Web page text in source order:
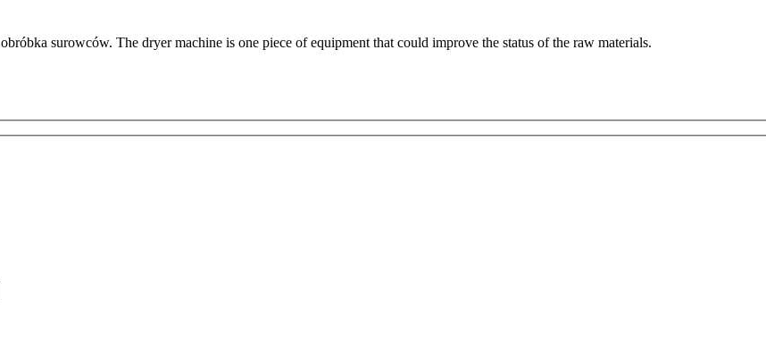
surowców.The dryer machine is one piece of equipment that could improve the status of the raw materials.